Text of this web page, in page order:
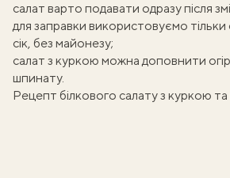
салат варто подавати одразу після
для заправки використовуємо
сік, без майонезу;
салат з куркою можна доповнити
шпинату.
Рецепт білкового салату з куркою